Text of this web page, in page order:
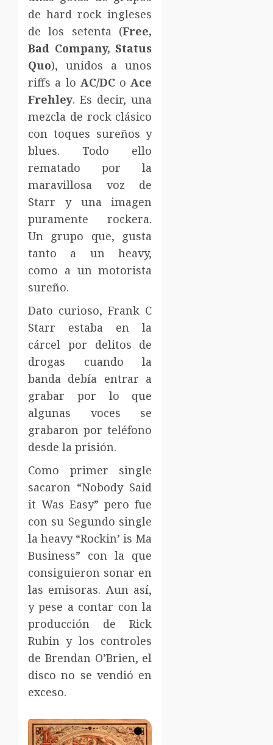
de hard rock ingleses
de los setenta (Free,
Bad Company, Status
Quo), unidos a unos
riffs a lo AC/DCoAce
Frehley. Es decir, una
mezcla de rock clásico
con toques sureños y
blues. Todo ello
rematado por la
maravillosa voz de
Starr y una imagen
puramente rockera.
Un grupo que, gusta
tanto a un heavy,
como a un motorista
sureño.
Dato curioso, Frank C
Starr estaba en la
cárcel por delitos de
drogas cuando la
banda debía entrar a
grabar por lo que
algunas voces se
grabaron por teléfono
desde la prisión.
Como primer single
sacaron “Nobody Said
it Was Easy” pero fue
con su Segundo single
la heavy “Rockin’ is Ma
Business” con la que
consiguieron sonar en
las emisoras. Aun así,
y pese a contar con la
producción de Rick
Rubin y los controles
de Brendan O’Brien, el
disco no se vendió en
exceso.